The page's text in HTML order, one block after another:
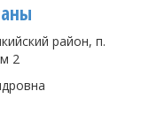
район, п.
2